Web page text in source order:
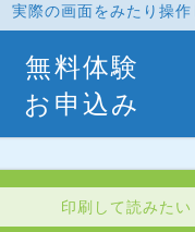
実際の画面をみたり操作
無料体験
お申込み
印刷して読みたい